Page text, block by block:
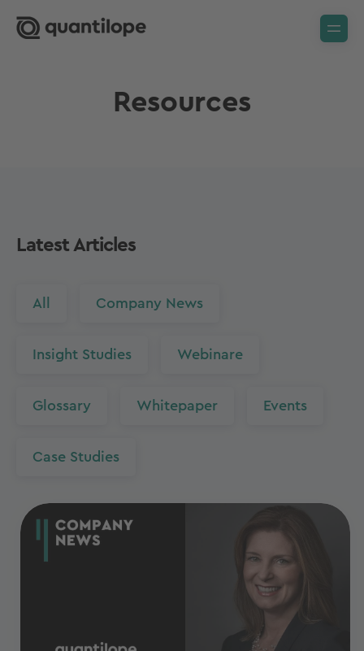
Resources
Latest Articles
All Company News
Insight Studies Webinare
Glossary Whitepaper Events
Case Studies